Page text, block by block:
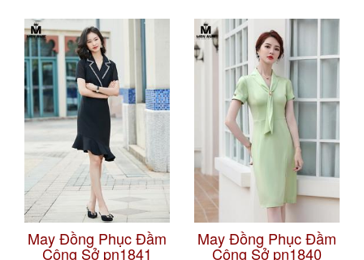
May Đồng Phục Đầm
Công Sở pn1841
May Đồng Phục Đầm
Công Sở pn1840